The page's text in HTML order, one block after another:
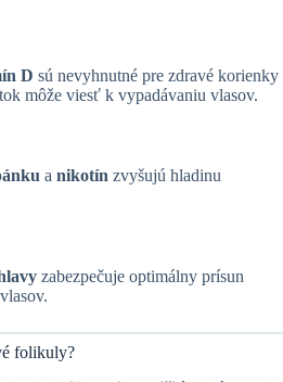
D sú nevyhnutné pre zdravé korienky
môže viesť k vypadávaniu vlasov.
a nikotín zvyšujú hladinu
zabezpečuje optimálny prísun
folikuly?